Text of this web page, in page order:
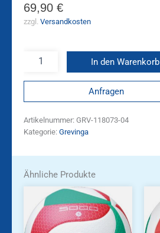
69,90 €
zzgl. Versandkosten
In den Warenkorb
Anfragen
Artikelnummer: GRV-118073-04
Kategorie: Grevinga
Ähnliche Produkte